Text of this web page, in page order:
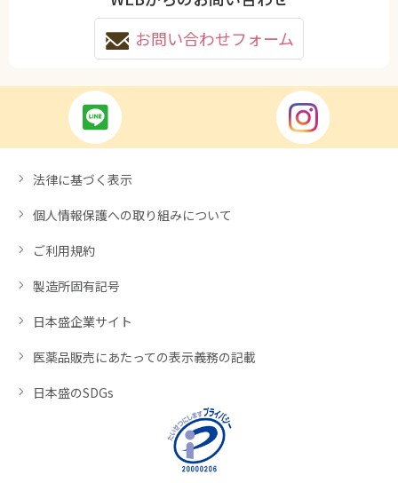
お問い合わせフォーム
法律に基づく表示
個人情報保護への取り組みについて
ご利用規約
製造所固有記号
日本盛企業サイト
医薬品販売にあたっての表示義務の記載
日本盛のSDGs